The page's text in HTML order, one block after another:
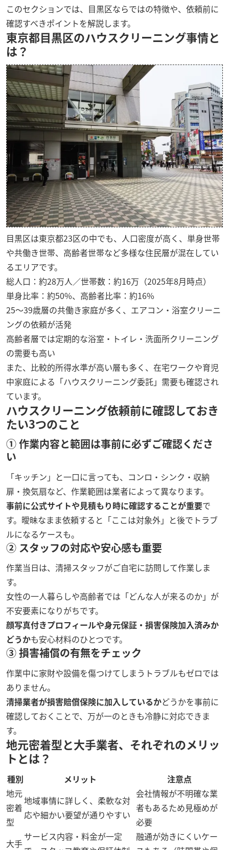
このセクションでは、目黒区ならではの特徴や、依頼前に
確認すべきポイントを解説します。
東京都目黒区のハウスクリーニング事情と
は？
目黒区は東京都23区の中でも、人口密度が高く、単身世帯
や共働き世帯、高齢者世帯など多様な住民層が混在してい
るエリアです。
総人口：約28万人／世帯数：約16万（2025年8月時点）
単身比率：約50%、高齢者比率：約16%
25〜39歳層の共働き家庭が多く、エアコン・浴室クリーニ
ングの依頼が活発
高齢者層では定期的な浴室・トイレ・洗面所クリーニング
の需要も高い
また、比較的所得水準が高い層も多く、在宅ワークや育児
中家庭による「ハウスクリーニング委託」需要も確認され
ています。
ハウスクリーニング依頼前に確認しておき
たい3つのこと
① 作業内容と範囲は事前に必ずご確認くださ
い
「キッチン」と一口に言っても、コンロ・シンク・収納
扉・換気扇など、作業範囲は業者によって異なります。
事前に公式サイトや見積もり時に確認することが重要で
す。曖昧なまま依頼すると「ここは対象外」と後でトラブ
ルになるケースも。
② スタッフの対応や安心感も重要
作業当日は、清掃スタッフがご自宅に訪問して作業しま
す。
女性の一人暮らしや高齢者では「どんな人が来るのか」が
不安要素になりがちです。
顔写真付きプロフィールや身元保証・損害保険加入済みか
どうかも安心材料のひとつです。
③ 損害補償の有無をチェック
作業中に家財や設備を傷つけてしまうトラブルもゼロでは
ありません。
清掃業者が損害賠償保険に加入しているかどうかを事前に
確認しておくことで、万が一のときも冷静に対応できま
す。
地元密着型と大手業者、それぞれのメリッ
トとは？
種別 メリット
注意点
地元
密着
型
地域事情に詳しく、柔軟な対
応や細かい要望が通りやすい
会社情報が不明確な業
者もあるため見極めが
必要
大手
サービス内容・料金が一定
融通が効きにくいケー